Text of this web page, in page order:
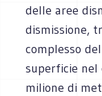
delle aree
dismissione,
complesso
superficie nel
milione di